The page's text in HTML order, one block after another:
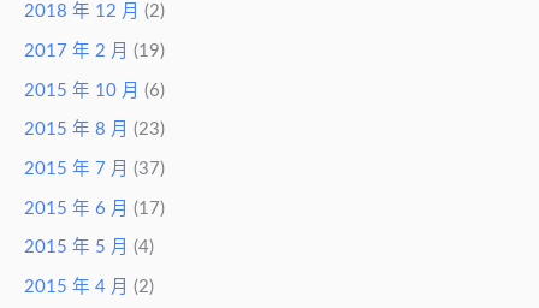
2018 年 12 月 (2)
2017 年 2 月 (19)
2015 年 10 月 (6)
2015 年 8 月 (23)
2015 年 7 月 (37)
2015 年 6 月 (17)
2015 年 5 月 (4)
2015 年 4 月 (2)